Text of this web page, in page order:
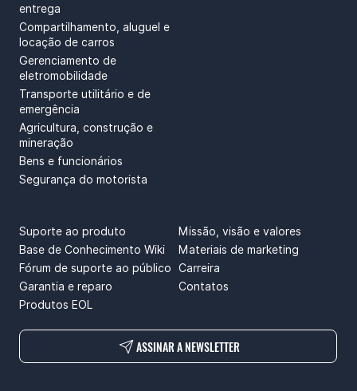
entrega
Compartilhamento, aluguel e
locação de carros
Gerenciamento de
eletromobilidade
Transporte utilitário e de
emergência
Agricultura, construção e
mineração
Bens e funcionários
Segurança do motorista
Missão, visão e valores
Materiais de marketing
Carreira
Contatos
Suporte ao produto
Base de Conhecimento Wiki
Fórum de suporte ao público
Garantia e reparo
Produtos EOL
ASSINAR A NEWSLETTER